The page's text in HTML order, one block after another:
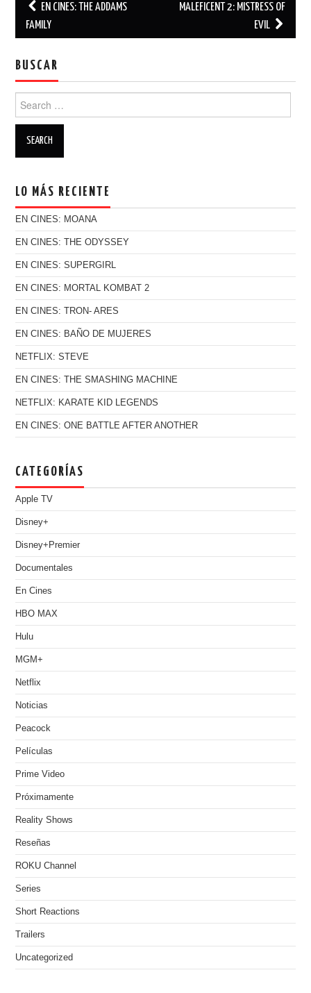
Post navigation
EN CINES: THE ADDAMS
FAMILY
MALEFICENT 2: MISTRESS OF
EVIL
BUSCAR
Search for:
LO MÁS RECIENTE
EN CINES: MOANA
EN CINES: THE ODYSSEY
EN CINES: SUPERGIRL
EN CINES: MORTAL KOMBAT 2
EN CINES: TRON- ARES
EN CINES: BAÑO DE MUJERES
NETFLIX: STEVE
EN CINES: THE SMASHING MACHINE
NETFLIX: KARATE KID LEGENDS
EN CINES: ONE BATTLE AFTER ANOTHER
CATEGORÍAS
Apple TV
Disney+
Disney+Premier
Documentales
En Cines
HBO MAX
Hulu
MGM+
Netflix
Noticias
Peacock
Películas
Prime Video
Próximamente
Reality Shows
Reseñas
ROKU Channel
Series
Short Reactions
Trailers
Uncategorized